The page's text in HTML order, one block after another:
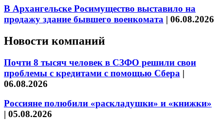
В Архангельске Росимущество выставило на
продажу здание бывшего военкомата | 06.08.2026
Новости компаний
Почти 8 тысяч человек в СЗФО решили свои
проблемы с кредитами с помощью Сбера |
06.08.2026
Россияне полюбили «раскладушки» и «книжки»
| 05.08.2026